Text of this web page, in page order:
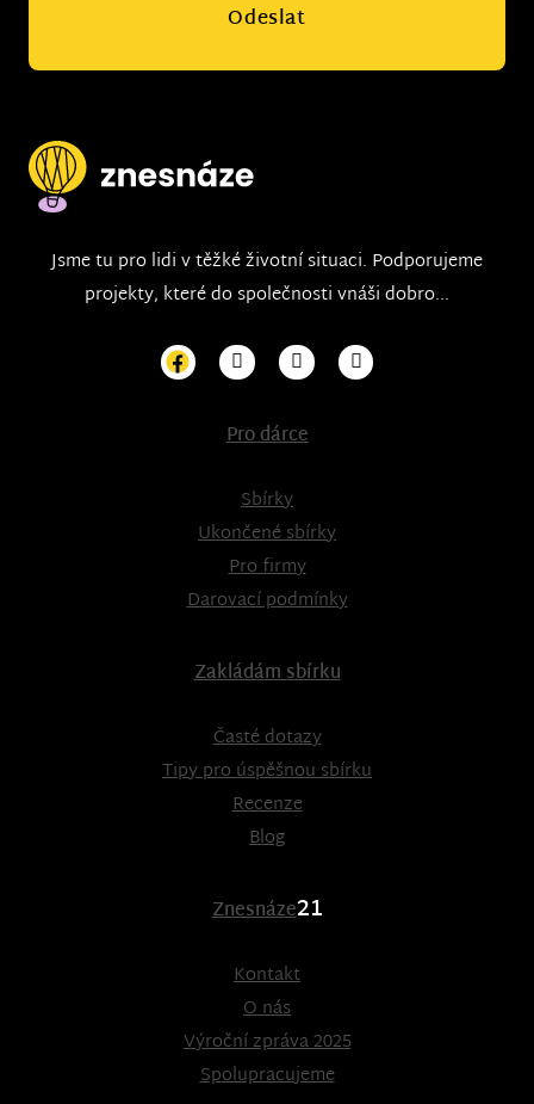
Odeslat
Jsme tu pro lidi v těžké životní situaci. Podporujeme
projekty, které do společnosti vnáši dobro...
Pro dárce
Sbírky
Ukončené sbírky
Pro firmy
Darovací podmínky
Zakládám sbírku
Časté dotazy
Tipy pro úspěšnou sbírku
Recenze
Blog
Znesnáze21
Kontakt
O nás
Výroční zpráva 2025
Spolupracujeme